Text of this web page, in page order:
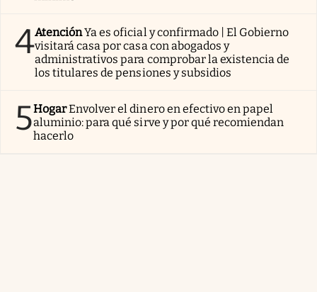
4AtenciónYa es oficial y confirmado | El Gobierno
visitará casa por casa con abogados y
administrativos para comprobar la existencia de
los titulares de pensiones y subsidios
5HogarEnvolver el dinero en efectivo en papel
aluminio: para qué sirve y por qué recomiendan
hacerlo